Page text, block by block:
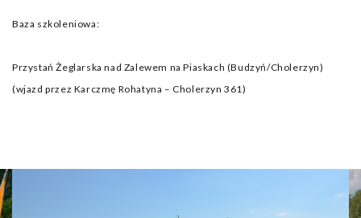
Baza szkoleniowa:
Przystań Żeglarska nad Zalewem na Piaskach (Budzyń/Cholerzyn)
(wjazd przez Karczmę Rohatyna – Cholerzyn 361)